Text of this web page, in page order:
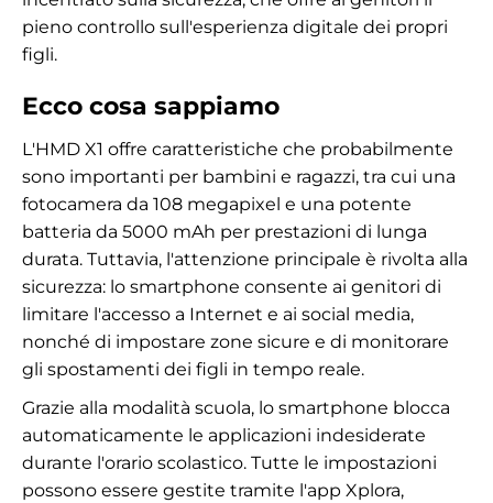
pieno controllo sull'esperienza digitale dei propri
figli.
Ecco cosa sappiamo
L'HMD X1 offre caratteristiche che probabilmente
sono importanti per bambini e ragazzi, tra cui una
fotocamera da 108 megapixel e una potente
batteria da 5000 mAh per prestazioni di lunga
durata. Tuttavia, l'attenzione principale è rivolta alla
sicurezza: lo smartphone consente ai genitori di
limitare l'accesso a Internet e ai social media,
nonché di impostare zone sicure e di monitorare
gli spostamenti dei figli in tempo reale.
Grazie alla modalità scuola, lo smartphone blocca
automaticamente le applicazioni indesiderate
durante l'orario scolastico. Tutte le impostazioni
possono essere gestite tramite l'app Xplora,